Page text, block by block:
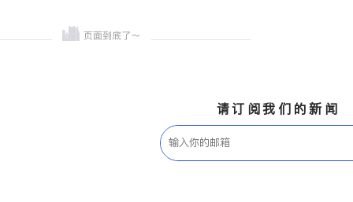
请订阅我们的新闻